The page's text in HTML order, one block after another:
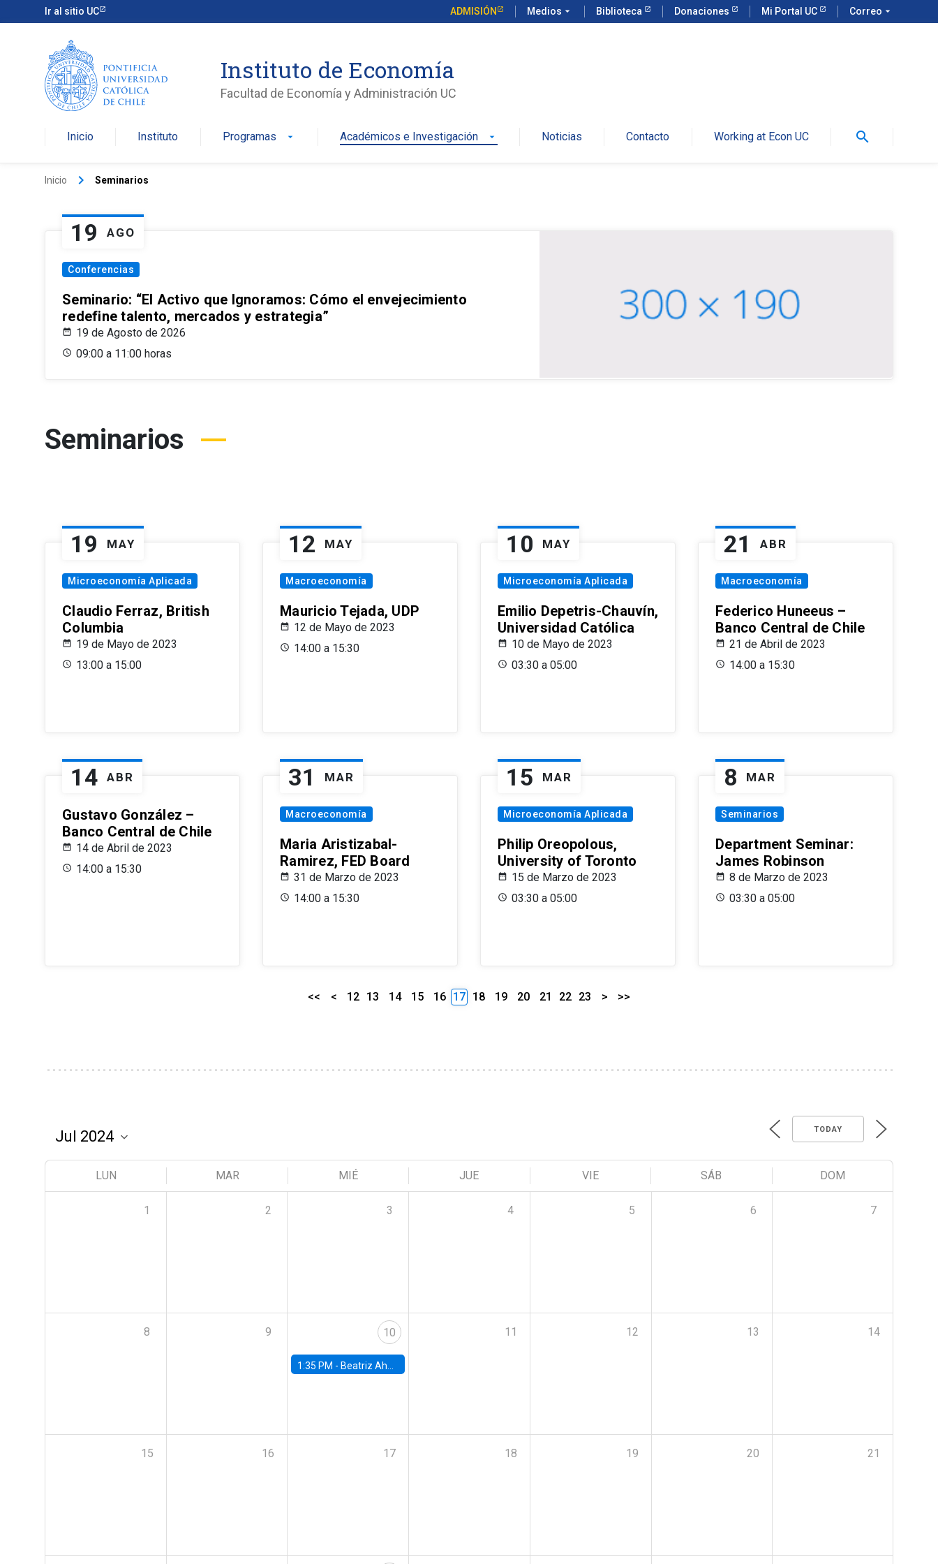
Ir al sitio UC ADMISIÓN Medios arrow_drop_down Biblioteca Donaciones Mi Portal UC Correo arrow_drop_down
Instituto de Economía
Facultad de Economía y Administración UC
Inicio Instituto Programas arrow_drop_down Académicos e Investigación arrow_drop_down Noticias Contacto Working at Econ UC search
Inicio keyboard_arrow_right Seminarios
19 AGO
Conferencias
Seminario: “El Activo que Ignoramos: Cómo el envejecimiento
redefine talento, mercados y estrategia”
19 de Agosto de 2026
09:00 a 11:00 horas
Seminarios
19 MAY
Microeconomía Aplicada
Claudio Ferraz, British
Columbia
19 de Mayo de 2023
13:00 a 15:00
12 MAY
Macroeconomía
Mauricio Tejada, UDP
12 de Mayo de 2023
14:00 a 15:30
10 MAY
Microeconomía Aplicada
Emilio Depetris-Chauvín,
Universidad Católica
10 de Mayo de 2023
03:30 a 05:00
21 ABR
Macroeconomía
Federico Huneeus –
Banco Central de Chile
21 de Abril de 2023
14:00 a 15:30
14 ABR
Gustavo González –
Banco Central de Chile
14 de Abril de 2023
14:00 a 15:30
31 MAR
Macroeconomía
Maria Aristizabal-
Ramirez, FED Board
31 de Marzo de 2023
14:00 a 15:30
15 MAR
Microeconomía Aplicada
Philip Oreopolous,
University of Toronto
15 de Marzo de 2023
03:30 a 05:00
8 MAR
Seminarios
Department Seminar:
James Robinson
8 de Marzo de 2023
03:30 a 05:00
<< < 12 13 14 15 16 17 18 19 20 21 22 23 > >>
TODAY
LUN MAR MIÉ JUE VIE SÁB DOM
1 2 3 4 5 6 7
8 9 10
1:35 PM - Beatriz Ahumada, PhD candidate, Universidad de Pittsburgh
11 12 13 14
15 16 17 18 19 20 21